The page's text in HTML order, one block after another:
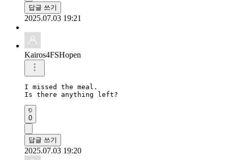
답글 쓰기
2025.07.03 19:21
Kairos4FSHopen
I missed the meal.
Is there anything left?
0
답글 쓰기
2025.07.03 19:20